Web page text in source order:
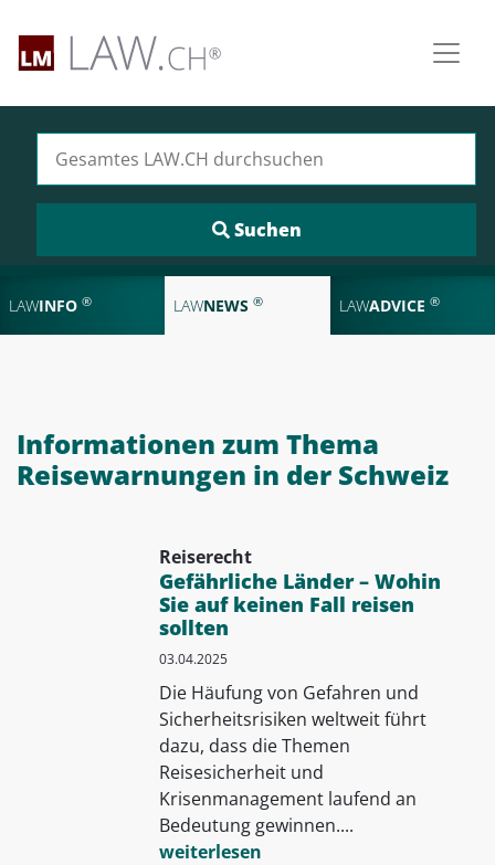
LAWINFO ® LAWNEWS ® LAWADVICE ®
Informationen zum Thema
Reisewarnungen in der Schweiz
Reiserecht
Gefährliche Länder – Wohin
Sie auf keinen Fall reisen
sollten
03.04.2025
Die Häufung von Gefahren und
Sicherheitsrisiken weltweit führt
dazu, dass die Themen
Reisesicherheit und
Krisenmanagement laufend an
Bedeutung gewinnen....
weiterlesen